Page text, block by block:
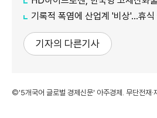
기록적 폭염에 산업계 '비상'…휴식 늘
기자의 다른기사
©'5개국어 글로벌 경제신문' 아주경제. 무단전재·